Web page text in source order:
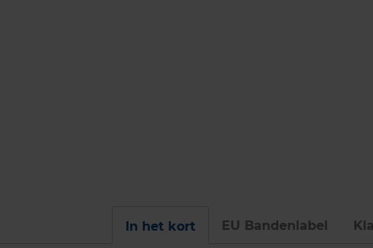
In het kort EU Bandenlabel